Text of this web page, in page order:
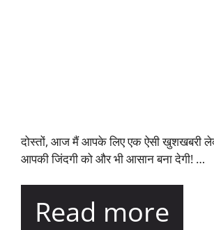
दोस्तों, आज मैं आपके लिए एक ऐसी खुशखबरी
आपकी जिंदगी को और भी आसान बना देगी! …
Read more